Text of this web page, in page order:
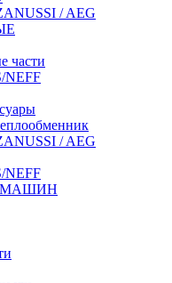
/ AEG
части
NEFF
/ AEG
NEFF
МАШИН